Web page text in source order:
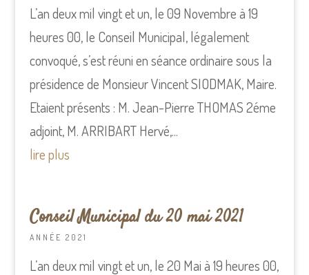
L’an deux mil vingt et un, le 09 Novembre à 19
heures 00, le Conseil Municipal, légalement
convoqué, s’est réuni en séance ordinaire sous la
présidence de Monsieur Vincent SIODMAK, Maire.
Etaient présents : M. Jean-Pierre THOMAS 2éme
adjoint, M. ARRIBART Hervé,...
lire plus
Conseil Municipal du 20 mai 2021
ANNÉE 2021
L’an deux mil vingt et un, le 20 Mai à 19 heures 00,